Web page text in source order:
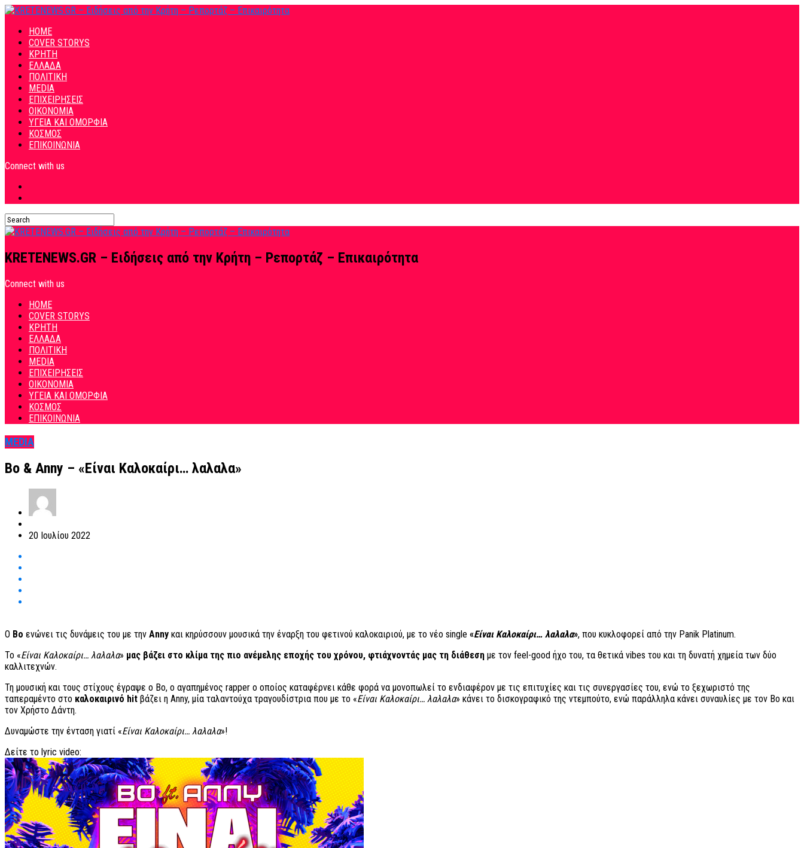
HOME
COVER STORYS
ΚΡΗΤΗ
ΕΛΛΑΔΑ
ΠΟΛΙΤΙΚΗ
MEDIA
ΕΠΙΧΕΙΡΗΣΕΙΣ
ΟΙΚΟΝΟΜΙΑ
ΥΓΕΙΑ ΚΑΙ ΟΜΟΡΦΙΑ
ΚΟΣΜΟΣ
ΕΠΙΚΟΙΝΩΝΙΑ
Connect with us
KRETENEWS.GR – Ειδήσεις από την Κρήτη – Ρεπορτάζ – Επικαιρότητα
Connect with us
HOME
COVER STORYS
ΚΡΗΤΗ
ΕΛΛΑΔΑ
ΠΟΛΙΤΙΚΗ
MEDIA
ΕΠΙΧΕΙΡΗΣΕΙΣ
ΟΙΚΟΝΟΜΙΑ
ΥΓΕΙΑ ΚΑΙ ΟΜΟΡΦΙΑ
ΚΟΣΜΟΣ
ΕΠΙΚΟΙΝΩΝΙΑ
MEDIA
Bo & Anny – «Είναι Καλοκαίρι… λαλαλα»
20 Ιουλίου 2022
Ο Βο ενώνει τις δυνάμεις του με την Anny και κηρύσσουν μουσικά την έναρξη του φετινού καλοκαιριού, με το νέο single «Είναι Καλοκαίρι… λαλαλα», που κυκλοφορεί από την Panik Platinum.
Το «Είναι Καλοκαίρι… λαλαλα» μας βάζει στο κλίμα της πιο ανέμελης εποχής του χρόνου, φτιάχνοντάς μας τη διάθεση με τον feel-good ήχο του, τα θετικά vibes του και τη δυνατή χημεία των δύο
καλλιτεχνών.
Τη μουσική και τους στίχους έγραψε ο Bo, ο αγαπημένος rapper ο οποίος καταφέρνει κάθε φορά να μονοπωλεί το ενδιαφέρον με τις επιτυχίες και τις συνεργασίες του, ενώ το ξεχωριστό της
ταπεραμέντο στο καλοκαιρινό hit βάζει η Anny, μία ταλαντούχα τραγουδίστρια που με το «Είναι Καλοκαίρι… λαλαλα» κάνει το δισκογραφικό της ντεμπούτο, ενώ παράλληλα κάνει συναυλίες με τον Βο και
τον Χρήστο Δάντη.
Δυναμώστε την ένταση γιατί «Είναι Καλοκαίρι… λαλαλα»!
Δείτε το lyric video: